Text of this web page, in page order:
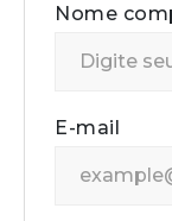
Nome
E-mail